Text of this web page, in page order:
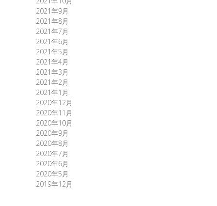
2021年9月
2021年8月
2021年7月
2021年6月
2021年5月
2021年4月
2021年3月
2021年2月
2021年1月
2020年12月
2020年11月
2020年10月
2020年9月
2020年8月
2020年7月
2020年6月
2020年5月
2019年12月